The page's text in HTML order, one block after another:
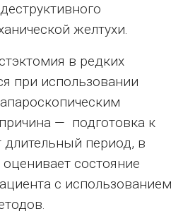
желтухи.
в редких
при использовании
— подготовка к
период, в
состояние
с использованием